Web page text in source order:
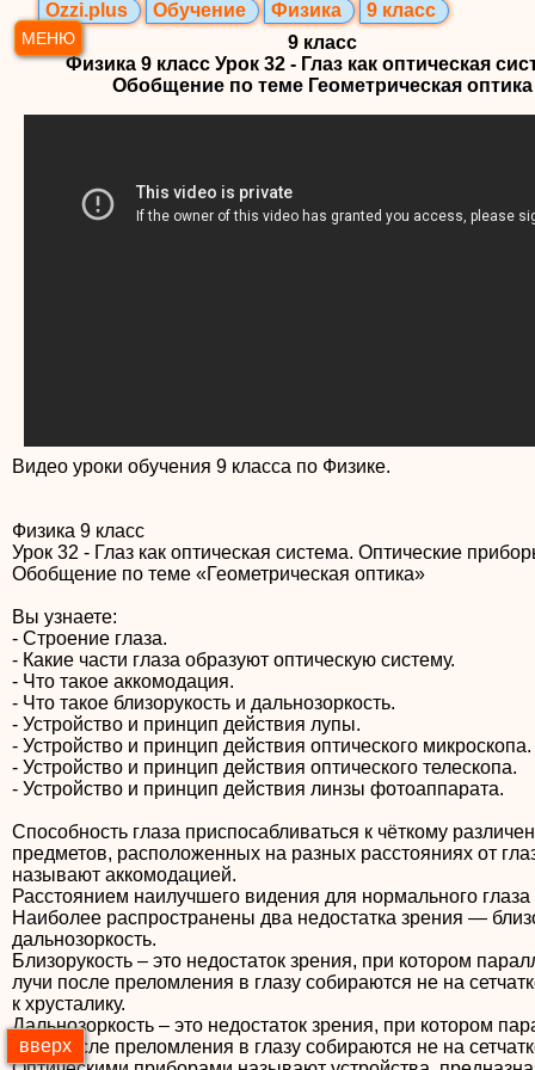
МЕНЮ
Ozzi.plus Обучение Физика
9 класс
9 класс
Физика 9 класс Урок 32 - Глаз как оптическая
Обобщение по теме Геометрическая оптика
Видео уроки обучения 9 класса по Физике.
Физика 9 класс
Урок 32 - Глаз как оптическая система. Оптические
Обобщение по теме «Геометрическая оптика»
Вы узнаете:
- Строение глаза.
- Какие части глаза образуют оптическую систему.
- Что такое аккомодация.
- Что такое близорукость и дальнозоркость.
- Устройство и принцип действия лупы.
- Устройство и принцип действия оптического микроскопа.
- Устройство и принцип действия оптического телескопа.
- Устройство и принцип действия линзы фотоаппарата.
Способность глаза приспосабливаться к чёткому
предметов, расположенных на разных расстояниях от
называют аккомодацией.
Расстоянием наилучшего видения для нормального
Наиболее распространены два недостатка зрения —
дальнозоркость.
Близорукость – это недостаток зрения, при котором
лучи после преломления в глазу собираются не на
к хрусталику.
Дальнозоркость – это недостаток зрения, при котором
лучи после преломления в глазу собираются не на
вверх